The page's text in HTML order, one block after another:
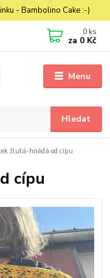
- Bambolino Cake :-)
Menu
Hledat
0 ks
za 0 Kč
žlutá-hnědá od cípu
cípu